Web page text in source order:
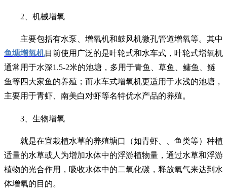
2、机械增氧
主要包括有水泵、增氧机和鼓风机微孔管道增氧等。其中
鱼塘增氧机目前使用广泛的是叶轮式和水车式，叶轮式增氧机
通常用于水深1.5-2米的池塘，多用于青鱼、草鱼、鳙鱼、鲢
鱼等四大家鱼的养殖；而水车式增氧机更适用于水浅的池塘，
主要用于青虾、南美白对虾等名特优水产品的养殖。
3、生物增氧
就是在宜栽植水草的养殖塘口（如青虾、、鱼类等）种植
适量的水草或人为增加水体中的浮游植物量，通过水草和浮游
植物的光合作用，吸收水体中的二氧化碳，释放氧气来达到水
体增氧的目的。